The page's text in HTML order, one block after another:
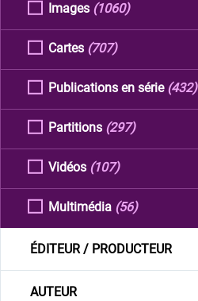
Images (1060)
Cartes (707)
Publications en série (432)
Partitions (297)
Vidéos (107)
Multimédia (56)
ÉDITEUR / PRODUCTEUR
AUTEUR